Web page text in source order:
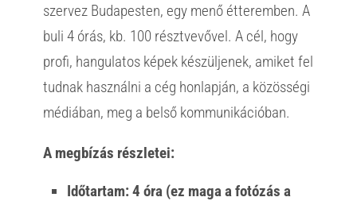
szervez Budapesten, egy menő étteremben. A
buli 4 órás, kb. 100 résztvevővel. A cél, hogy
profi, hangulatos képek készüljenek, amiket fel
tudnak használni a cég honlapján, a közösségi
médiában, meg a belső kommunikációban.
A megbízás részletei:
Időtartam:4 óra (ez maga a fotózás a